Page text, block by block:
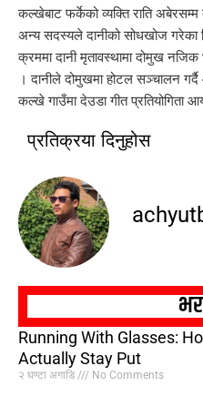
कल्खेबाट फर्केको व्यक्ति राति अबेरसम्म
अन्य सदस्यले दानीको सोधखोज गरेका
क्रममा दानी मृतावस्थामा दोमुख नजिक
। दानीले दोमुखमा होटल सञ्चालन
कल्खे गाउँमा देउडा गीत प्रतियोगिता
प्रतिक्रया दिनुहोस
Running With Glasses:
Actually Stay Put
२ घण्टा अगाडि No Comments